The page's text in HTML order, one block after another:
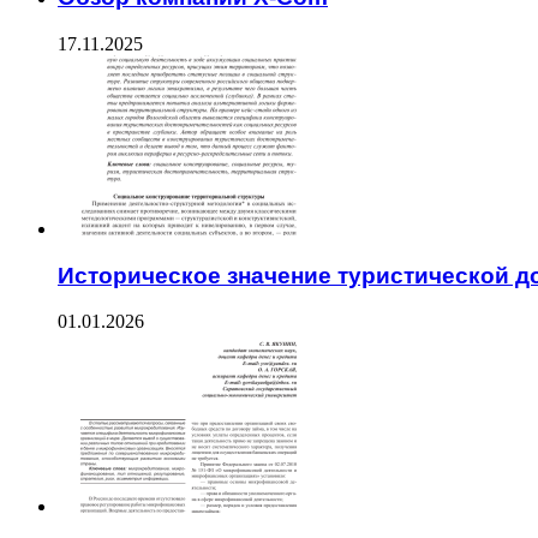
17.11.2025
Историческое значение туристической
01.01.2026